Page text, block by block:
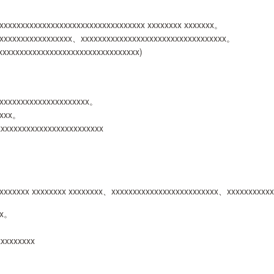
xxxxxxxx xxxxxxx。
、xxxxxxxxxxxxxxxxxxxxxxxxxxxxxxxxxx。
。
。
xxxxxxxx xxxxxxxx、xxxxxxxxxxxxxxxxxxxxxxxxx、